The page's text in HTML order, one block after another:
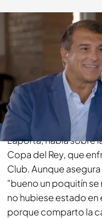
06 JUL 2015 - 00:30h.
Compartir
El expresidente del
candidato a la futura
Laporta, habla sobre
Copa del Rey, que
Club. Aunque
"bueno un poquitín se
no hubiese estado
porque comparto la